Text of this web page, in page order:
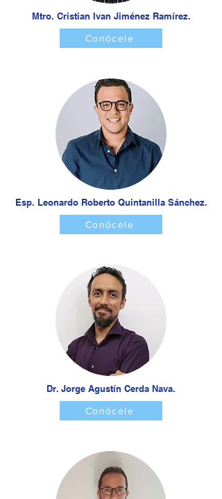
Mtro. Cristian Ivan Jiménez Ramírez.
Conócele
Esp. Leonardo Roberto Quintanilla Sánchez.
Conócele
Dr. Jorge Agustín Cerda Nava.
Conócele